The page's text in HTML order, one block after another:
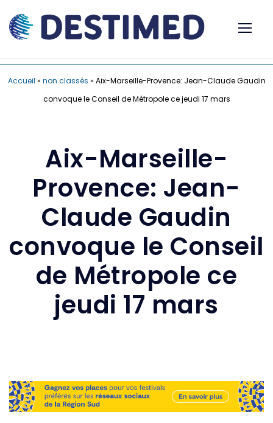
Accueil » non classés » Aix-Marseille-Provence: Jean-Claude Gaudin
convoque le Conseil de Métropole ce jeudi 17 mars
Aix-Marseille-
Provence: Jean-
Claude Gaudin
convoque le Conseil
de Métropole ce
jeudi 17 mars